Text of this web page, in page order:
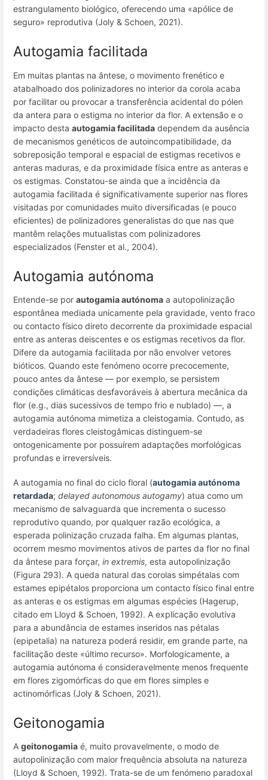
estrangulamento biológico, oferecendo uma «apólice de
seguro» reprodutiva (Joly & Schoen, 2021).
Autogamia facilitada
Em muitas plantas na ântese, o movimento frenético e
atabalhoado dos polinizadores no interior da corola acaba
por facilitar ou provocar a transferência acidental do pólen
da antera para o estigma no interior da flor. A extensão e o
impacto desta autogamia facilitada dependem da ausência
de mecanismos genéticos de autoincompatibilidade, da
sobreposição temporal e espacial de estigmas recetivos e
anteras maduras, e da proximidade física entre as anteras e
os estigmas. Constatou-se ainda que a incidência da
autogamia facilitada é significativamente superior nas flores
visitadas por comunidades muito diversificadas (e pouco
eficientes) de polinizadores generalistas do que nas que
mantêm relações mutualistas com polinizadores
especializados (Fenster et al., 2004).
Autogamia autónoma
Entende-se por autogamia autónoma a autopolinização
espontânea mediada unicamente pela gravidade, vento fraco
ou contacto físico direto decorrente da proximidade espacial
entre as anteras deiscentes e os estigmas recetivos da flor.
Difere da autogamia facilitada por não envolver vetores
bióticos. Quando este fenómeno ocorre precocemente,
pouco antes da ântese — por exemplo, se persistem
condições climáticas desfavoráveis à abertura mecânica da
flor (e.g., dias sucessivos de tempo frio e nublado) —, a
autogamia autónoma mimetiza a cleistogamia. Contudo, as
verdadeiras flores cleistogâmicas distinguem-se
ontogenicamente por possuírem adaptações morfológicas
profundas e irreversíveis.
A autogamia no final do ciclo floral (autogamia autónoma
retardada; delayed autonomous autogamy) atua como um
mecanismo de salvaguarda que incrementa o sucesso
reprodutivo quando, por qualquer razão ecológica, a
esperada polinização cruzada falha. Em algumas plantas,
ocorrem mesmo movimentos ativos de partes da flor no final
da ântese para forçar, in extremis, esta autopolinização
(Figura 293). A queda natural das corolas simpétalas com
estames epipétalos proporciona um contacto físico final entre
as anteras e os estigmas em algumas espécies (Hagerup,
citado em Lloyd & Schoen, 1992). A explicação evolutiva
para a abundância de estames inseridos nas pétalas
(epipetalia) na natureza poderá residir, em grande parte, na
facilitação deste «último recurso». Morfologicamente, a
autogamia autónoma é consideravelmente menos frequente
em flores zigomórficas do que em flores simples e
actinomórficas (Joly & Schoen, 2021).
Geitonogamia
A geitonogamia é, muito provavelmente, o modo de
autopolinização com maior frequência absoluta na natureza
(Lloyd & Schoen, 1992). Trata-se de um fenómeno paradoxal